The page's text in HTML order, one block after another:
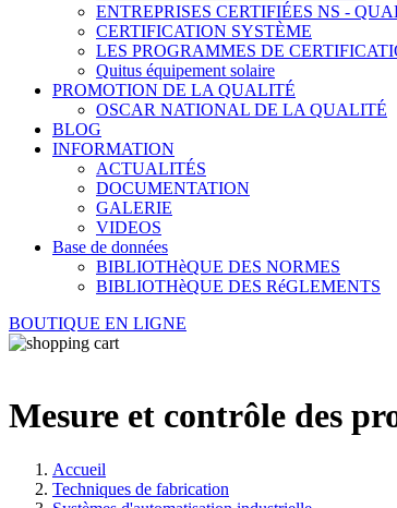
ENTREPRISES CERTIFIÉES NS -
CERTIFICATION SYSTÈME
LES PROGRAMMES DE
Quitus équipement solaire
PROMOTION DE LA QUALITÉ
OSCAR NATIONAL DE LA QUALITÉ
BLOG
INFORMATION
ACTUALITÉS
DOCUMENTATION
GALERIE
VIDEOS
Base de données
BIBLIOTHèQUE DES NORMES
BIBLIOTHèQUE DES RéGLEMENTS
BOUTIQUE EN LIGNE
Mesure et contrôle des
Accueil
Techniques de fabrication